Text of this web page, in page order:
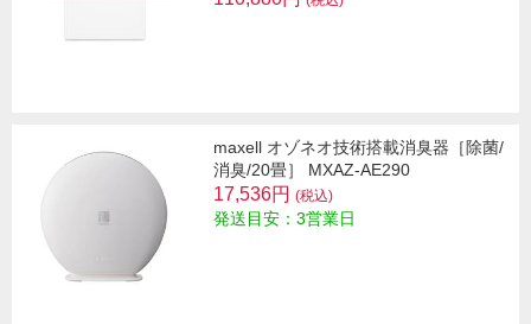
maxell オゾネオ技術搭載消臭器［除菌/
消臭/20畳］ MXAZ-AE290
17,536円 (税込)
発送目安：3営業日